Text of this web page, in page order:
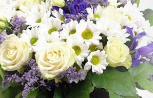
dla